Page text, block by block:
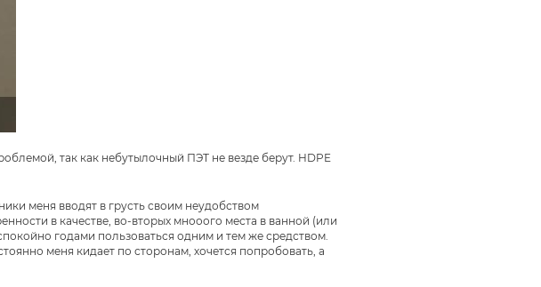
так как небутылочный ПЭТ не везде берут. HDPE
меня вводят в грусть своим неудобством
в качестве, во-вторых мнооого места в ванной (или
годами пользоваться одним и тем же средством.
меня кидает по сторонам, хочется попробовать, а